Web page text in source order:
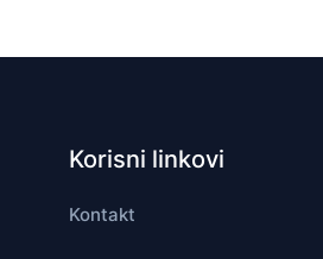
Korisni linkovi
Kontakt